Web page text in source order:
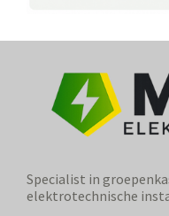
Specialist in
elektrotechnische